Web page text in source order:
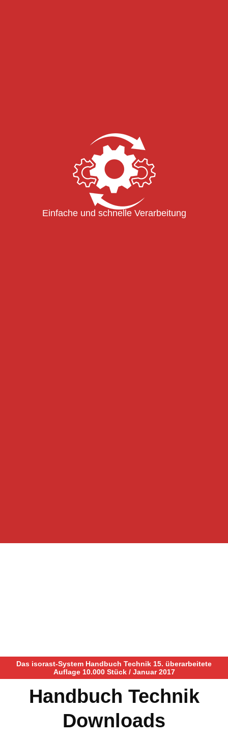
Einfache und schnelle Verarbeitung
Das isorast-System Handbuch Technik 15. überarbeitete
Auflage 10.000 Stück / Januar 2017
Handbuch Technik
Downloads